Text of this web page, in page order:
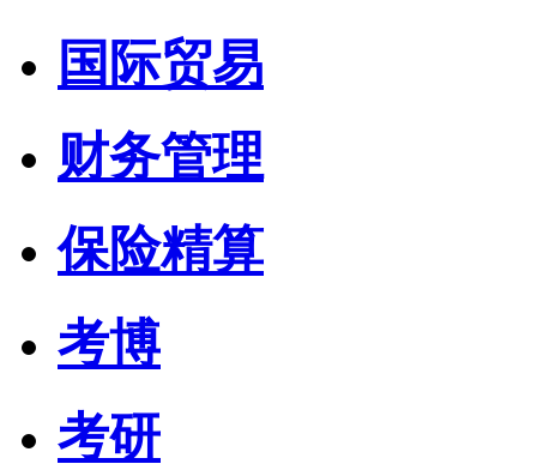
国际贸易
财务管理
保险精算
考博
考研